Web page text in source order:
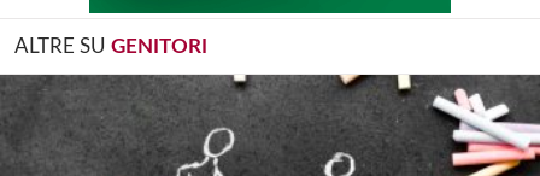
ALTRE SU GENITORI